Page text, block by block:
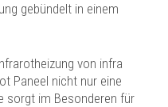
gebündelt in einem
von infra
Paneel nicht nur eine
sorgt im Besonderen für